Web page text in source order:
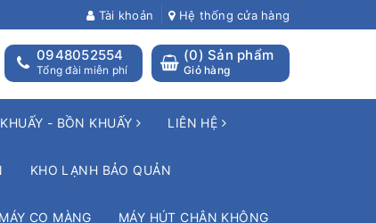
Tài khoản Hệ thống cửa hàng
(0) Sản phẩm
Giỏ hàng
0948052554
Tổng đài miễn phí
- BỒN KHUẤY LIÊN HỆ
KHO LẠNH BẢO QUẢN
MÁY CO MÀNG MÁY HÚT CHÂN KHÔNG